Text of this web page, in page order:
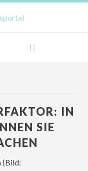
IN
SIE